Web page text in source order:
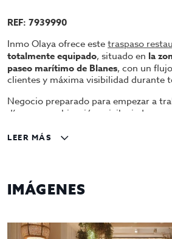
REF: 7939990
Inmo Olaya ofrece estetraspaso
totalmente equipado, situado en la
paseo marítimo de Blanes, con un
clientes y máxima visibilidad durante
Negocio preparado para empezar a
día, en una ubicación privilegiada que
• Congeladores
• Zona de aguas perfectamente
✅ Ubicación premium en primera
LEER MÁS
IMÁGENES